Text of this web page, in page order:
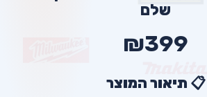
שלם
₪399
📋 תיאור המוצר